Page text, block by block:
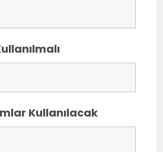
Kullanılacak